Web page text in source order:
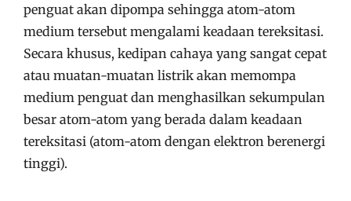
penguat akan dipompa sehingga atom-atom
medium tersebut mengalami keadaan tereksitasi.
Secara khusus, kedipan cahaya yang sangat cepat
atau muatan-muatan listrik akan memompa
medium penguat dan menghasilkan sekumpulan
besar atom-atom yang berada dalam keadaan
tereksitasi (atom-atom dengan elektron berenergi
tinggi).